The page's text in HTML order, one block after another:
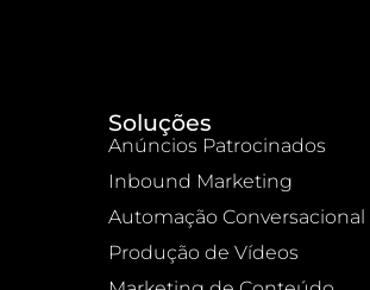
Soluções
Anúncios Patrocinados
Inbound Marketing
Automação Conversacional
Produção de Vídeos